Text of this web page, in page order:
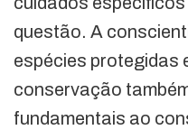
questão. A
espécies protegidas
conservação
fundamentais ao